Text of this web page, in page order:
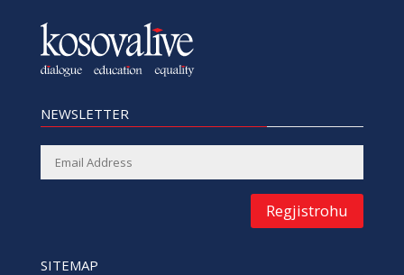
NEWSLETTER
Regjistrohu
SITEMAP